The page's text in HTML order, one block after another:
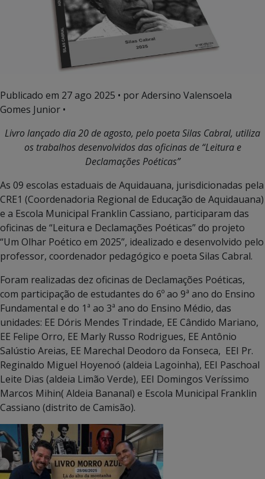
Publicado em 27 ago 2025 • por Adersino Valensoela
Gomes Junior •
Livro lançado dia 20 de agosto, pelo poeta Silas Cabral, utiliza
os trabalhos desenvolvidos das oficinas de “Leitura e
Declamações Poéticas”
As 09 escolas estaduais de Aquidauana, jurisdicionadas pela
CRE1 (Coordenadoria Regional de Educação de Aquidauana)
e a Escola Municipal Franklin Cassiano, participaram das
oficinas de “Leitura e Declamações Poéticas” do projeto
“Um Olhar Poético em 2025”, idealizado e desenvolvido pelo
professor, coordenador pedagógico e poeta Silas Cabral.
Foram realizadas dez oficinas de Declamações Poéticas,
com participação de estudantes do 6º ao 9ª ano do Ensino
Fundamental e do 1ª ao 3ª ano do Ensino Médio, das
unidades: EE Dóris Mendes Trindade, EE Cândido Mariano,
EE Felipe Orro, EE Marly Russo Rodrigues, EE Antônio
Salústio Areias, EE Marechal Deodoro da Fonseca, EEI Pr.
Reginaldo Miguel Hoyenoó (aldeia Lagoinha), EEI Paschoal
Leite Dias (aldeia Limão Verde), EEI Domingos Veríssimo
Marcos Mihin( Aldeia Bananal) e Escola Municipal Franklin
Cassiano (distrito de Camisão).